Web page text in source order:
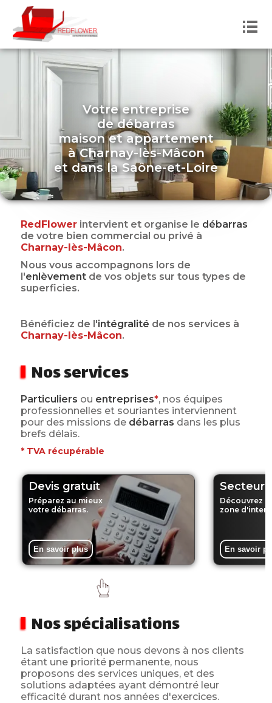
Votre entreprise
de débarras
maison et appartement
à Charnay-lès-Mâcon
et dansla Saône-et-Loire
RedFlowerintervient et organise le débarras
de votre bien commercial ou privé à
Charnay-lès-Mâcon.
Nous vous accompagnons lors de
l'enlèvementde vos objets sur tous types de
superficies.
Bénéficiez de l'intégralité de nos services à
Charnay-lès-Mâcon.
Nos services
Particuliers ou entreprises*, nos équipes
professionnelles et souriantes interviennent
pour des missions de débarras dans les plus
brefs délais.
*TVA récupérable
Devis gratuit
Préparez au mieux
votre débarras.
En savoir plus
Secteur
Découvrez
zone
En savoir
Nos spécialisations
La satisfaction que nous devons à nos clients
étant une priorité permanente, nous
proposons des services uniques, et des
solutions adaptées ayant démontré leur
efficacité durant nos années d'exercices.